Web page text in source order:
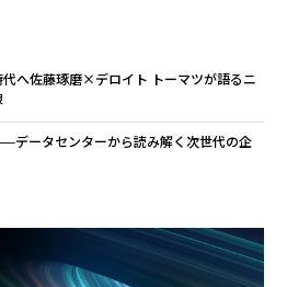
へ――佐藤琢磨×デロイト トーマツが語るニ
データセンターから読み解く次世代の企